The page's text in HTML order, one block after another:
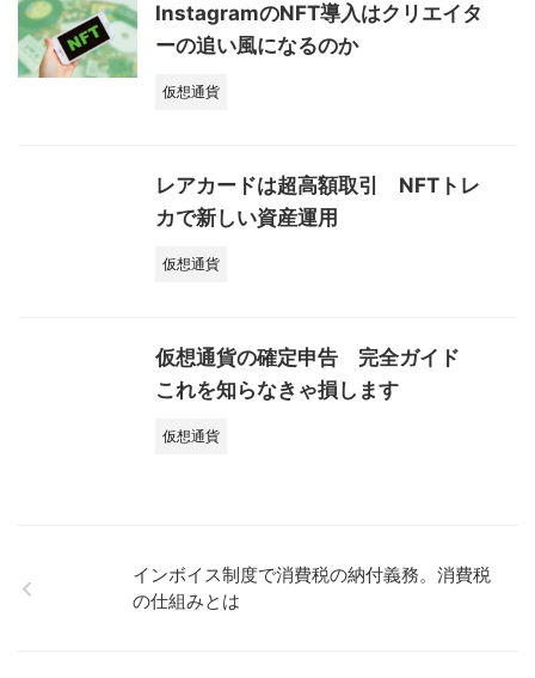
InstagramのNFT導入はクリエイタ
ーの追い風になるのか
仮想通貨
レアカードは超高額取引 NFTトレ
カで新しい資産運用
仮想通貨
仮想通貨の確定申告 完全ガイド
これを知らなきゃ損します
仮想通貨
インボイス制度で消費税の納付義務。消費税
の仕組みとは